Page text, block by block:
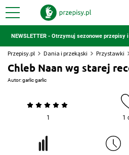
NEWSLETTER - Otrzymuj sezonowe przepisy
Przepisy.pl Dania i przekąski Przystawki
Chleb Naan wg starej
Autor:garlic garlic
1 1